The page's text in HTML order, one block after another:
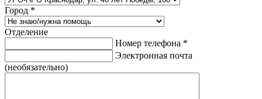
Город *
Отделение
Номер телефона *
Электронная почта
(необязательно)